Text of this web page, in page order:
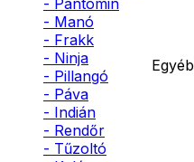
- Pantomin
- Manó
- Frakk
- Ninja
- Pillangó
- Páva
- Indián
- Rendőr
- Tűzoltó
Egyéb